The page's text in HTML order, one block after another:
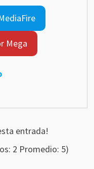
Mega
entrada!
2 Promedio: 5)